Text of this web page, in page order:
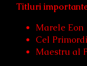
Titluri
Marele Eon
Cel
Maestru al